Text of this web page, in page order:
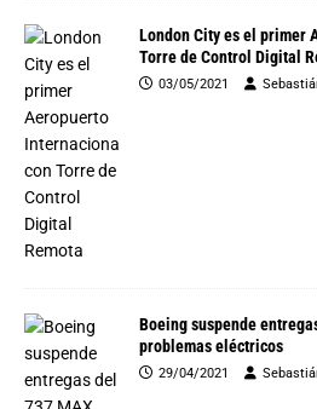
London City es el primer
Torre de Control Digital
03/05/2021
Boeing suspende
problemas eléctricos
29/04/2021